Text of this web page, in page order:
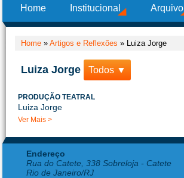
Home Institucional Arquivo
Home » Artigos e Reflexões » Luiza Jorge
Luiza Jorge Todos ▼
PRODUÇÃO TEATRAL
Luiza Jorge
Ver Mais >
Endereço
Rua do Catete, 338 Sobreloja - Catete
Rio de Janeiro/RJ